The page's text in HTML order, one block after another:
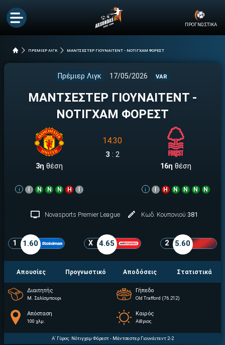
ΠΡΟΓΝΩΣΤΙΚΑ
ΠΡΕΜΙΕΡ ΛΙΓΚ ΜΑΝΤΣΕΣΤΕΡ ΓΙΟΥΝΑΙΤΕΝΤ - ΝΟΤΙΓΧΑΜ ΦΟΡΕΣΤ
Πρέμιερ Λιγκ 17/05/2026 VAR
ΜΑΝΤΣΕΣΤΕΡ ΓΙΟΥΝΑΙΤΕΝΤ -
ΝΟΤΙΓΧΑΜ ΦΟΡΕΣΤ
3η θέση
i Ι Ν Ν Ν Η Ι
14:30
3 : 2
16η θέση
i Ι Η Ν Ν Ν Ν
Nοvasports Premier League Κωδ. Κουπονιού:381
1 1.60 X 4.65 2 5.60
Απουσίες Προγνωστικό Αποδόσεις Στατιστικά
Διαιτητής
Μ. Σαλίσμπουρι
Γήπεδο
Old Trafford (76.212)
Απόσταση
100 χλμ.
Καιρός
Αίθριος
Α΄ Γύρος: Νότιγχαμ Φόρεστ - Μάντσεστερ Γιουνάιτεντ 2-2